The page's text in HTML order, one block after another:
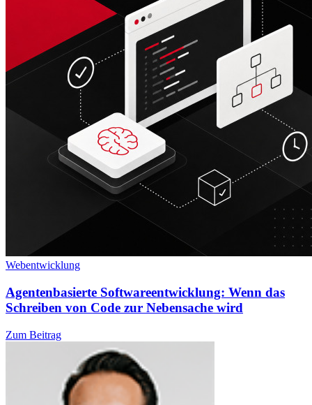
Webentwicklung
Agentenbasierte Softwareentwicklung: Wenn das
Schreiben von Code zur Nebensache wird
Zum Beitrag